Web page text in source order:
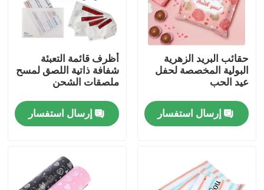
بيت
مقاطع الفيديو
حقائب البريد الزهرية
البولية المخصصة لحفل
عيد الحب
إرسال استفسار
أظرف قائمة التعبئة
شفافة ذاتية اللصق لمسح
ملصقات الشحن
إرسال استفسار